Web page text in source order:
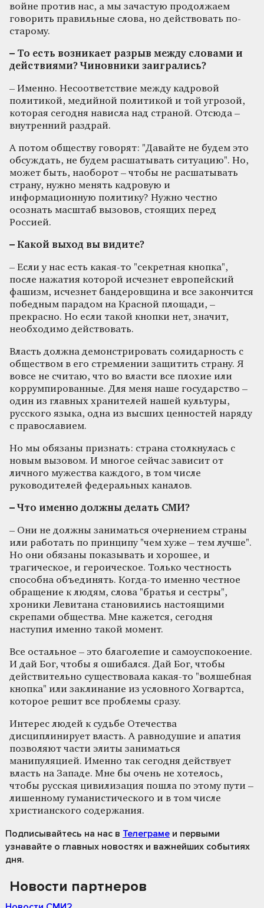
войне против нас, а мы зачастую продолжаем
говорить правильные слова, но действовать по-
старому.
– То есть возникает разрыв между словами и
действиями? Чиновники заигрались?
– Именно. Несоответствие между кадровой
политикой, медийной политикой и той угрозой,
которая сегодня нависла над страной. Отсюда –
внутренний раздрай.
А потом обществу говорят: "Давайте не будем это
обсуждать, не будем расшатывать ситуацию". Но,
может быть, наоборот – чтобы не расшатывать
страну, нужно менять кадровую и
информационную политику? Нужно честно
осознать масштаб вызовов, стоящих перед
Россией.
– Какой выход вы видите?
– Если у нас есть какая-то "секретная кнопка",
после нажатия которой исчезнет европейский
фашизм, исчезнет бандеровщина и все закончится
победным парадом на Красной площади, –
прекрасно. Но если такой кнопки нет, значит,
необходимо действовать.
Власть должна демонстрировать солидарность с
обществом в его стремлении защитить страну. Я
вовсе не считаю, что во власти все плохие или
коррумпированные. Для меня наше государство –
один из главных хранителей нашей культуры,
русского языка, одна из высших ценностей наряду
с православием.
Но мы обязаны признать: страна столкнулась с
новым вызовом. И многое сейчас зависит от
личного мужества каждого, в том числе
руководителей федеральных каналов.
– Что именно должны делать СМИ?
– Они не должны заниматься очернением страны
или работать по принципу "чем хуже – тем лучше".
Но они обязаны показывать и хорошее, и
трагическое, и героическое. Только честность
способна объединять. Когда-то именно честное
обращение к людям, слова "братья и сестры",
хроники Левитана становились настоящими
скрепами общества. Мне кажется, сегодня
наступил именно такой момент.
Все остальное – это благолепие и самоуспокоение.
И дай Бог, чтобы я ошибался. Дай Бог, чтобы
действительно существовала какая-то "волшебная
кнопка" или заклинание из условного Хогвартса,
которое решит все проблемы сразу.
Интерес людей к судьбе Отечества
дисциплинирует власть. А равнодушие и апатия
позволяют части элиты заниматься
манипуляцией. Именно так сегодня действует
власть на Западе. Мне бы очень не хотелось,
чтобы русская цивилизация пошла по этому пути –
лишенному гуманистического и в том числе
христианского содержания.
Подписывайтесь на нас в Телеграме и первыми
узнавайте о главных новостях и важнейших событиях
дня.
Новости партнеров